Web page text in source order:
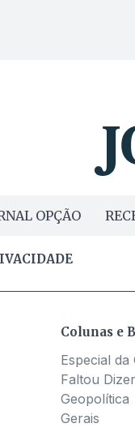
OPÇÃO
Colunas e
Especial
Faltou Dizer
Geopolítica
Gerais